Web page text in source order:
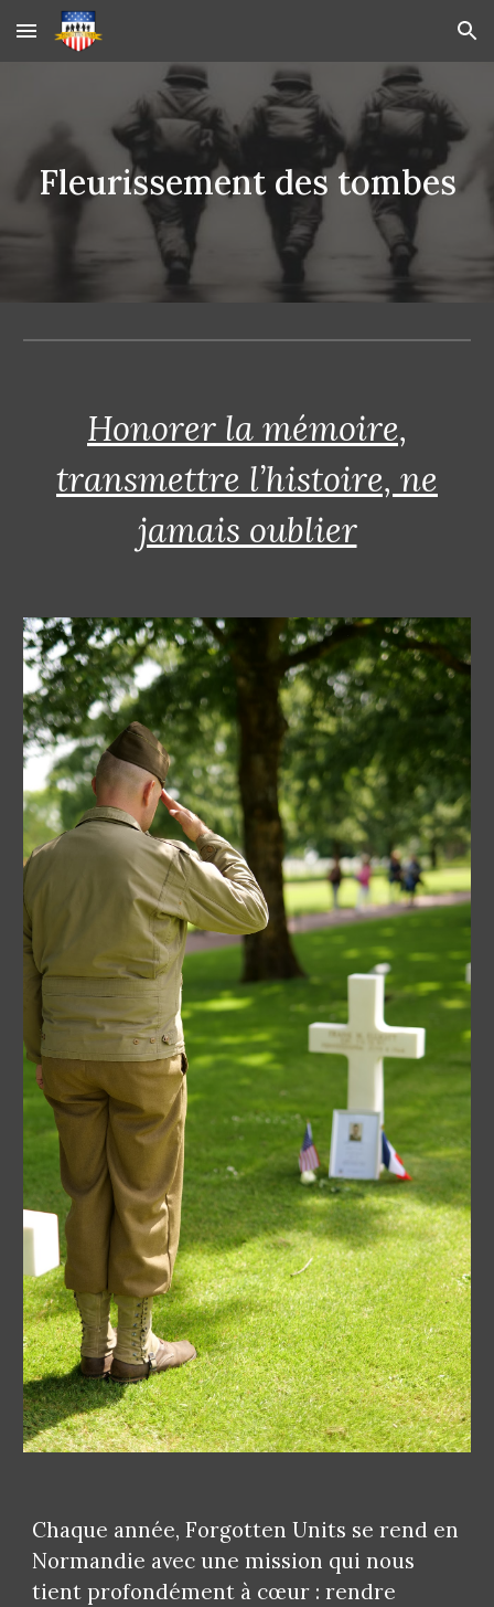
Skip to main content Skip to navigation
Fleurissement des tombes
Honorer la mémoire,
transmettre l’histoire, ne
jamais oublier
Chaque année, Forgotten Units se rend en
Normandie avec une mission qui nous
tient profondément à cœur : rendre